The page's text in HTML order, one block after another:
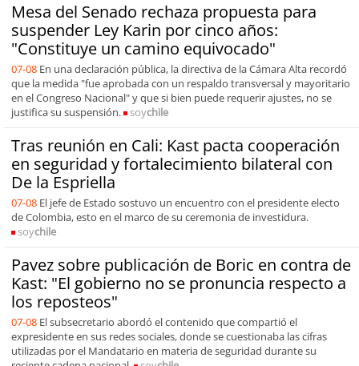
Mesa del Senado rechaza propuesta para
suspender Ley Karin por cinco años:
"Constituye un camino equivocado"
07-08 En una declaración pública, la directiva de la Cámara Alta recordó
que la medida "fue aprobada con un respaldo transversal y mayoritario
en el Congreso Nacional" y que si bien puede requerir ajustes, no se
justifica su suspensión.
soychile
Tras reunión en Cali: Kast pacta cooperación
en seguridad y fortalecimiento bilateral con
De la Espriella
07-08 El jefe de Estado sostuvo un encuentro con el presidente electo
de Colombia, esto en el marco de su ceremonia de investidura.
soychile
Pavez sobre publicación de Boric en contra de
Kast: "El gobierno no se pronuncia respecto a
los reposteos"
07-08 El subsecretario abordó el contenido que compartió el
expresidente en sus redes sociales, donde se cuestionaba las cifras
utilizadas por el Mandatario en materia de seguridad durante su